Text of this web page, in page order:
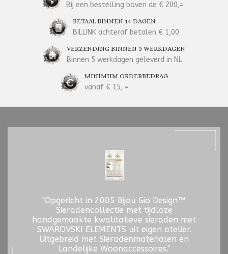
Bij een bestelling boven de € 200,=
BETAAL BINNEN 14 DAGEN
BILLINK achteraf betalen € 1,00
VERZENDING BINNEN 3 WERKDAGEN
Binnen 5 werkdagen geleverd in NL
MINIMUM ORDERBEDRAG
vanaf € 15, =
"Opgericht in 2005 Bijou Gio Design™
Sieradencollectie met tijdloze
handgemaakte kwalitatieve sieraden met
SWAROVSKI ELEMENTS uit eigen atelier.
Uitgebreid met Sieradenmaterialen en
Landelijke Woonaccessoires."